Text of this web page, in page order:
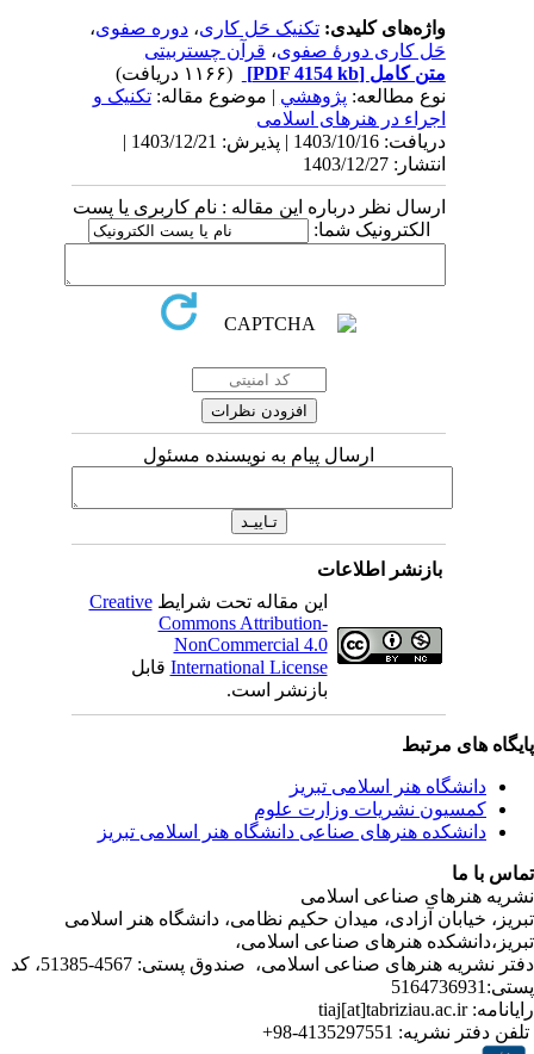
واژه‌های کلیدی:تکنیک حَل کاری،دوره صفوی ،
حَل کاری دورۀ صفوی ،قرآن چستربیتی
متن کامل[PDF 4154 kb]
(۱۱۶۶ دریافت)
نوع مطالعه: پژوهشي | موضوع مقاله:تکنیک و
اجراء در هنرهای اسلامی
دریافت: 1403/10/16 | پذیرش: 1403/12/21 |
ارسال نظر درباره این مقاله : نام کاربری یا پست
الکترونیک شما:
ارسال پیام به نویسنده مسئول
بازنشر اطلاعات
این مقاله تحت شرایطCreative
Commons Attribution-
NonCommercial 4.0
International Licenseقابل
بازنشر است.
مرتبط
هنر اسلامی تبریز
نشریات وزارت علوم
هنرهای صناعی دانشگاه هنر اسلامی تبریز
صناعی اسلامی
آزادی، میدان حکیم نظامی، دانشگاه هنر اسلامی
هنرهای صناعی اسلامی،
دفتر نشریه هنرهای صناعی اسلامی، صندوق پستی: 4567-51385، کد
نشریه:4135297551-98+